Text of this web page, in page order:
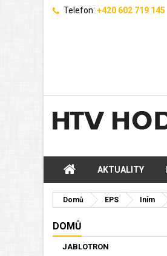
Telefon: +420 602 719 145
AKTUALITY
Domů EPS Inim
DOMŮ
JABLOTRON